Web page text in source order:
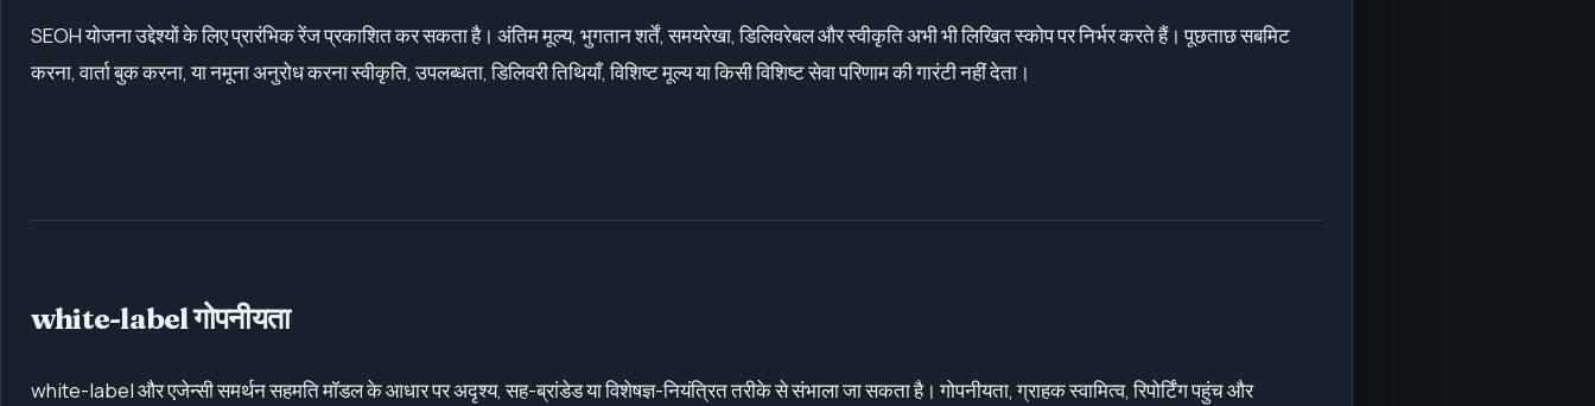
SEOH योजना उद्देश्यों के लिए प्रारंभिक रेंज प्रकाशित कर सकता है। अंतिम मूल्य, भुगतान शर्तें, समयरेखा, डिलिवरेबल और स्वीकृति अभी भी लिखित स्कोप पर निर्भर करते हैं। पूछताछ सबमिट
करना, वार्ता बुक करना, या नमूना अनुरोध करना स्वीकृति, उपलब्धता, डिलिवरी तिथियाँ, विशिष्ट मूल्य या किसी विशिष्ट सेवा परिणाम की गारंटी नहीं देता।
white-label गोपनीयता
white-label और एजेन्सी समर्थन सहमति मॉडल के आधार पर अदृश्य, सह-ब्रांडेड या विशेषज्ञ-नियंत्रित तरीके से संभाला जा सकता है। गोपनीयता, ग्राहक स्वामित्व, रिपोर्टिंग पहुंच और